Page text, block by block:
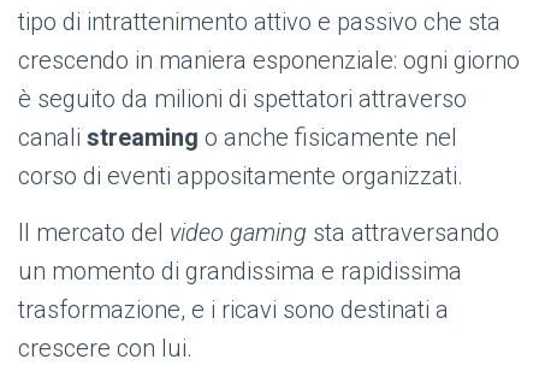
tipo di intrattenimento attivo e passivo che sta
crescendo in maniera esponenziale: ogni giorno
è seguito da milioni di spettatori attraverso
canali streaming o anche fisicamente nel
corso di eventi appositamente organizzati.
Il mercato del video gaming sta attraversando
un momento di grandissima e rapidissima
trasformazione, e i ricavi sono destinati a
crescere con lui.